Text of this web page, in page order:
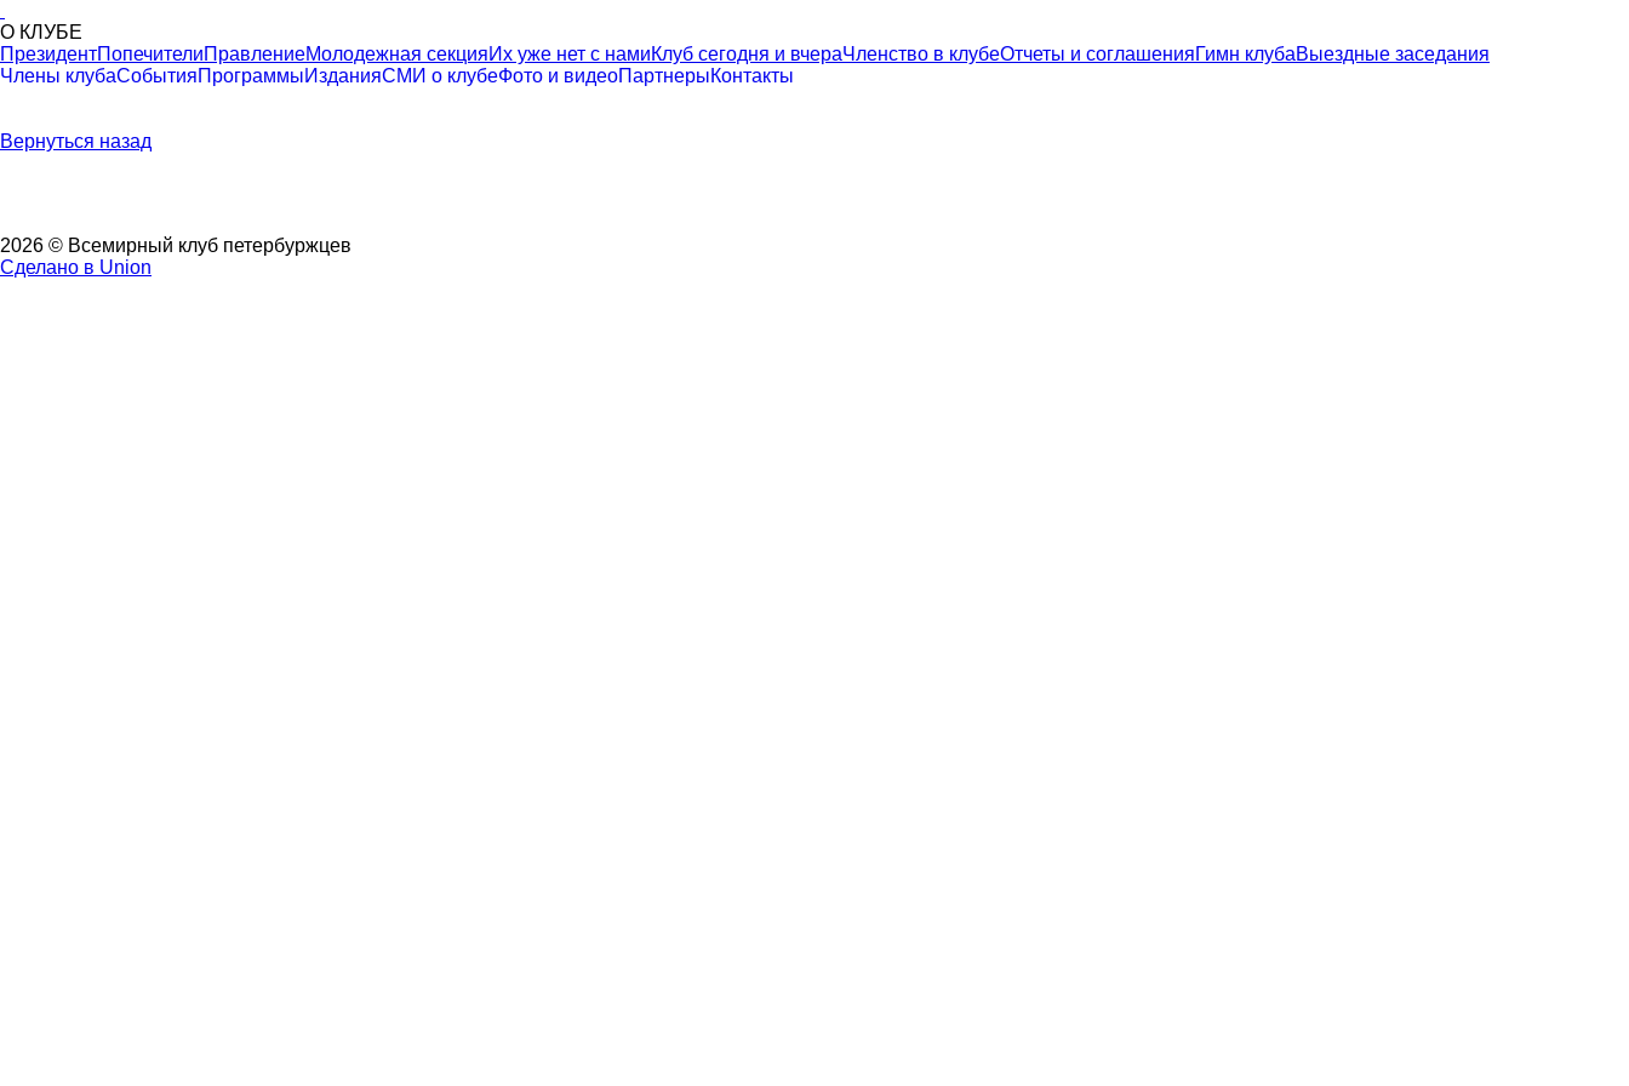
О КЛУБЕ
ПрезидентПопечителиПравлениеМолодежная секцияИх уже нет с намиКлуб сегодня и вчераЧленство в клубеОтчеты и соглашенияГимн клубаВыездные заседания
Члены клубаСобытияПрограммыИзданияСМИ о клубеФото и видеоПартнерыКонтакты
Вернуться назад
2026 © Всемирный клуб петербуржцев
Сделано в Union